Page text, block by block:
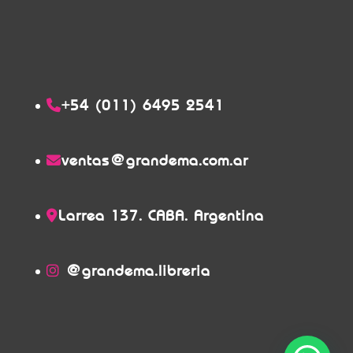
+54 (011) 6495 2541
ventas@grandema.com.ar
Larrea 137. CABA. Argentina
@grandema.libreria